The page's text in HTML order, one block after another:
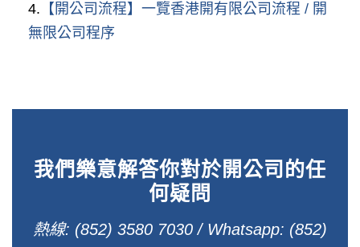
4. 【開公司流程】一覽香港開有限公司流程 / 開
無限公司程序
我們樂意解答你對於開公司的任
何疑問
熱線: (852) 3580 7030 / Whatsapp: (852)